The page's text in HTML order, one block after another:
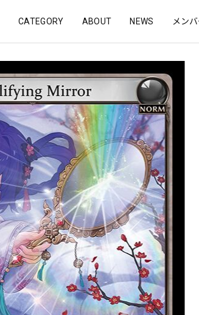
CATEGORY ABOUT NEWS メン